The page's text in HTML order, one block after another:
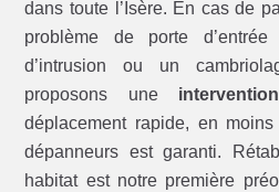
dans toute l’Isère. En cas de
problème de porte
d’intrusion ou un
proposons une
déplacement rapide, en
dépanneurs est garanti.
habitat est notre première